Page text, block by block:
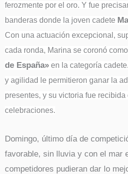
ferozmente por el oro. Y fue
banderas donde la joven cadete
Con una actuación excepcional,
cada ronda, Marina se coronó
de España» en la categoría
y agilidad le permitieron ganar la
presentes, y su victoria fue
celebraciones.
Domingo, último día de
favorable, sin lluvia y con el mar
competidores pudieran dar lo